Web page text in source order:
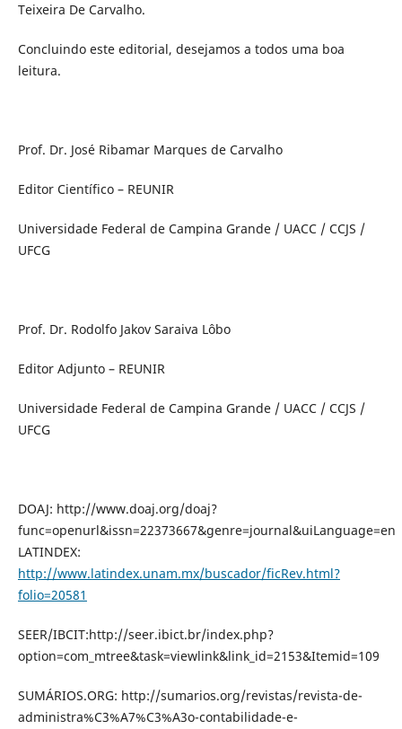
Teixeira De Carvalho.
Concluindo este editorial, desejamos a todos uma boa
leitura.
Prof. Dr. José Ribamar Marques de Carvalho
Editor Científico – REUNIR
Universidade Federal de Campina Grande / UACC / CCJS /
UFCG
Prof. Dr. Rodolfo Jakov Saraiva Lôbo
Editor Adjunto – REUNIR
Universidade Federal de Campina Grande / UACC / CCJS /
UFCG
DOAJ: http://www.doaj.org/doaj?
func=openurl&issn=22373667&genre=journal&uiLanguage=en
LATINDEX:
http://www.latindex.unam.mx/buscador/ficRev.html?
folio=20581
SEER/IBCIT:http://seer.ibict.br/index.php?
option=com_mtree&task=viewlink&link_id=2153&Itemid=109
SUMÁRIOS.ORG: http://sumarios.org/revistas/revista-de-
administra%C3%A7%C3%A3o-contabilidade-e-